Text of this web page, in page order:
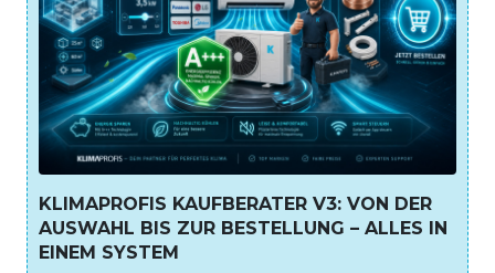
KLIMAPROFIS KAUFBERATER V3: VON DER
AUSWAHL BIS ZUR BESTELLUNG – ALLES IN
EINEM SYSTEM